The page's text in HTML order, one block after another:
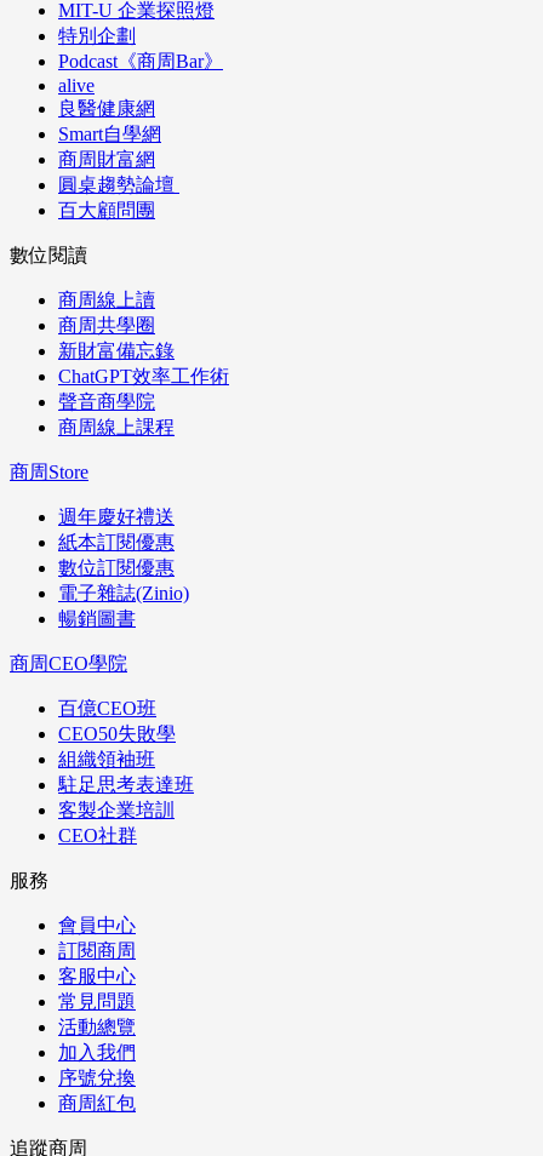
MIT-U 企業探照燈
特別企劃
Podcast《商周Bar》
alive
良醫健康網
Smart自學網
商周財富網
圓桌趨勢論壇
百大顧問團
數位閱讀
商周線上讀
商周共學圈
新財富備忘錄
ChatGPT效率工作術
聲音商學院
商周線上課程
商周Store
週年慶好禮送
紙本訂閱優惠
數位訂閱優惠
電子雜誌(Zinio)
暢銷圖書
商周CEO學院
百億CEO班
CEO50失敗學
組織領袖班
駐足思考表達班
客製企業培訓
CEO社群
服務
會員中心
訂閱商周
客服中心
常見問題
活動總覽
加入我們
序號兌換
商周紅包
追蹤商周